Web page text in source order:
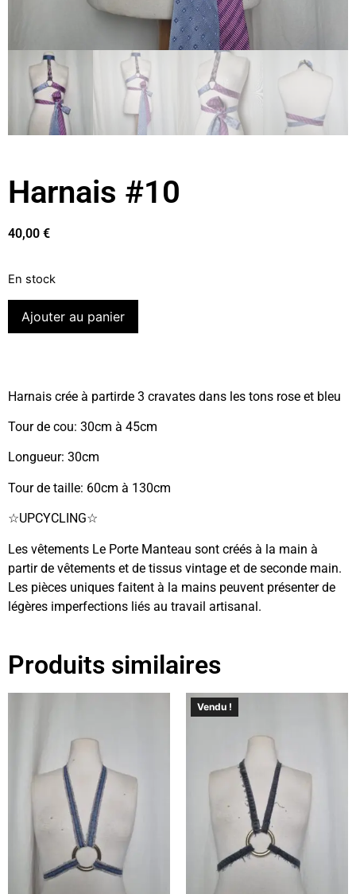
Harnais #10
40,00 €
En stock
Ajouter au panier
Harnais crée à partirde 3 cravates dans les tons rose et bleu
Tour de cou: 30cm à 45cm
Longueur: 30cm
Tour de taille: 60cm à 130cm
☆UPCYCLING☆
Les vêtements Le Porte Manteau sont créés à la main à
partir de vêtements et de tissus vintage et de seconde main.
Les pièces uniques faitent à la mains peuvent présenter de
légères imperfections liés au travail artisanal.
Produits similaires
Vendu !